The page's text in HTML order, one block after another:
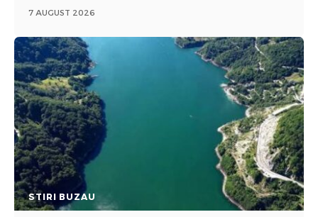
7 AUGUST 2026
STIRI BUZAU